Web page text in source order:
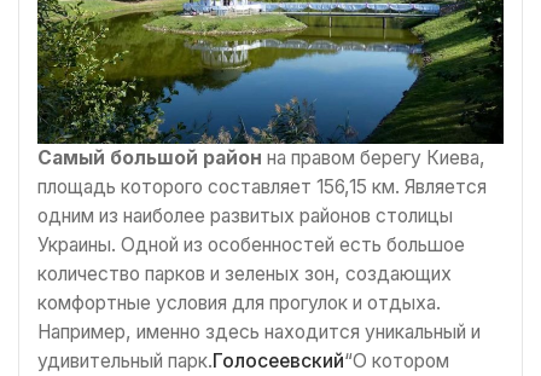
Самый большой район на правом берегу Киева,
площадь которого составляет 156,15 км. Является
одним из наиболее развитых районов столицы
Украины. Одной из особенностей есть большое
количество парков и зеленых зон, создающих
комфортные условия для прогулок и отдыха.
Например, именно здесь находится уникальный и
удивительный парк.Голосеевский“О котором